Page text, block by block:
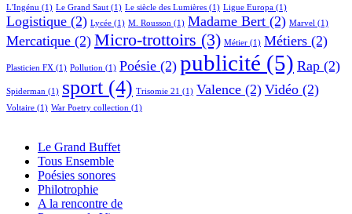
L'Ingénu (1) Le Grand Saut (1) Le siècle des Lumières (1) Ligue Europa (1)
Logistique (2) Lycée (1) M. Rousson (1) Madame Bert (2) Marvel (1)
Mercatique (2) Micro-trottoirs (3) Métier (1) Métiers (2)
Plasticien FX (1) Pollution (1) Poésie (2) publicité (5) Rap (2)
Spiderman (1) sport (4) Trisomie 21 (1) Valence (2) Vidéo (2)
Voltaire (1) War Poetry collection (1)
Le Grand Buffet
Tous Ensemble
Poésies sonores
Philotrophie
A la rencontre de